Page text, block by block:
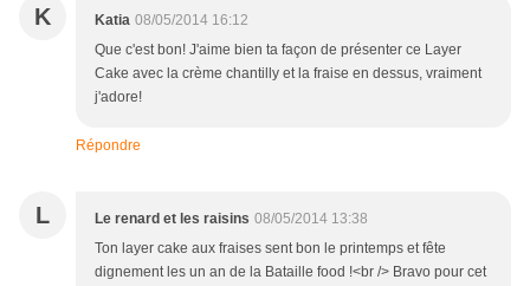
K Katia 08/05/2014 16:12
Que c'est bon! J'aime bien ta façon de présenter ce Layer
Cake avec la crème chantilly et la fraise en dessus, vraiment
j'adore!
Répondre
L Le renard et les raisins 08/05/2014 13:38
Ton layer cake aux fraises sent bon le printemps et fête
dignement les un an de la Bataille food !<br /> Bravo pour cet